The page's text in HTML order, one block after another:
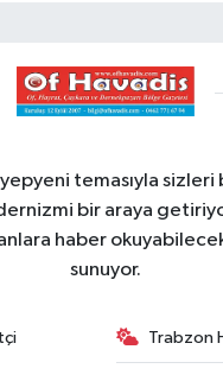
temasıyla sizleri
bir araya
haber
sunuyor.
Trabzon